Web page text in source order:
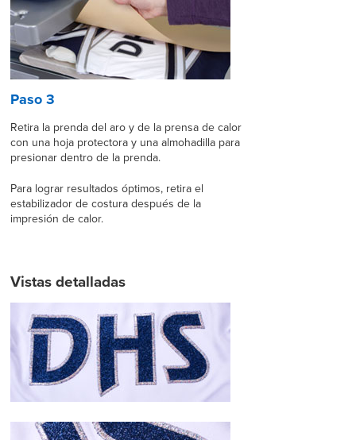
Paso 3
Retira la prenda del aro y de la prensa de calor
con una hoja protectora y una almohadilla para
presionar dentro de la prenda.
Para lograr resultados óptimos, retira el
estabilizador de costura después de la
impresión de calor.
Vistas detalladas